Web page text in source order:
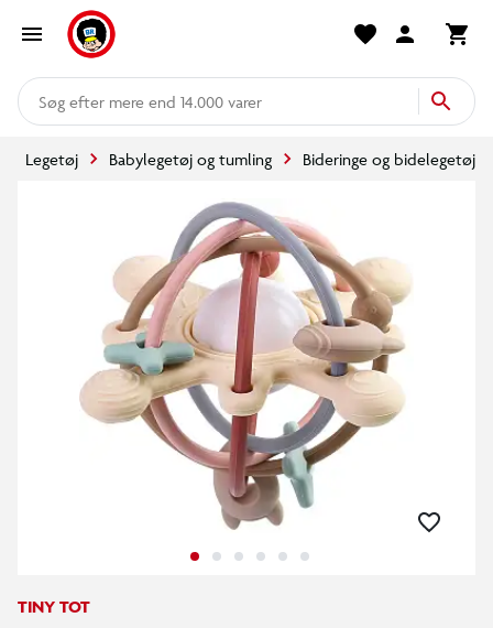
mere end 14.000 varer
Legetøj Babylegetøj og tumling Bideringe og bidelegetøj
TINY TOT